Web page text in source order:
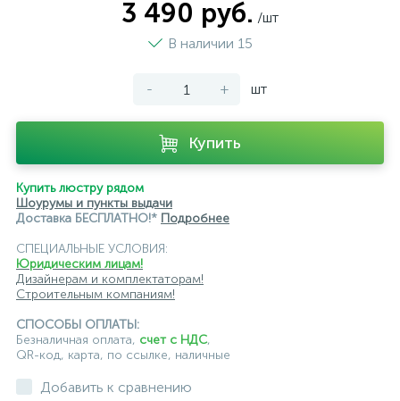
3 490 руб. /шт
В наличии 15
- + шт
Купить
Купить люстру рядом
Шоурумы и пункты выдачи
Доставка БЕСПЛАТНО!* Подробнее
СПЕЦИАЛЬНЫЕ УСЛОВИЯ:
Юридическим лицам!
Дизайнерам и комплектаторам!
Строительным компаниям!
СПОСОБЫ ОПЛАТЫ:
Безналичная оплата, счет с НДС,
QR-код, карта, по ссылке, наличные
Добавить к сравнению